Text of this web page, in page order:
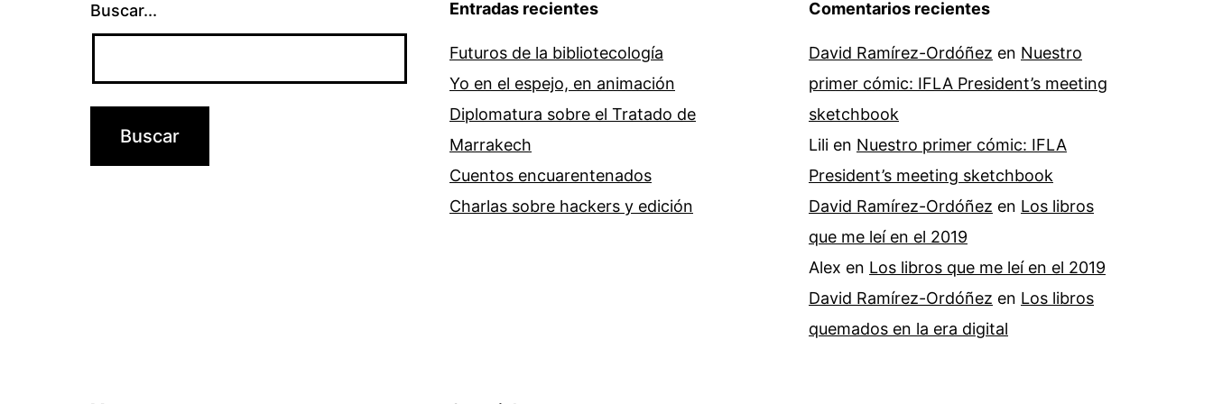
Buscar... Entradas recientes
Futuros de la bibliotecología
Yo en el espejo, en animación
Diplomatura sobre el Tratado de
Marrakech
Cuentos encuarentenados
Charlas sobre hackers y edición
Comentarios recientes
David Ramírez-Ordóñez en Nuestro
primer cómic: IFLA President’s meeting
sketchbook
Lili en Nuestro primer cómic: IFLA
President’s meeting sketchbook
David Ramírez-Ordóñez en Los libros
que me leí en el 2019
Alex en Los libros que me leí en el 2019
David Ramírez-Ordóñez en Los libros
quemados en la era digital